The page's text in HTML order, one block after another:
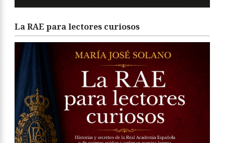
La RAE para lectores curiosos